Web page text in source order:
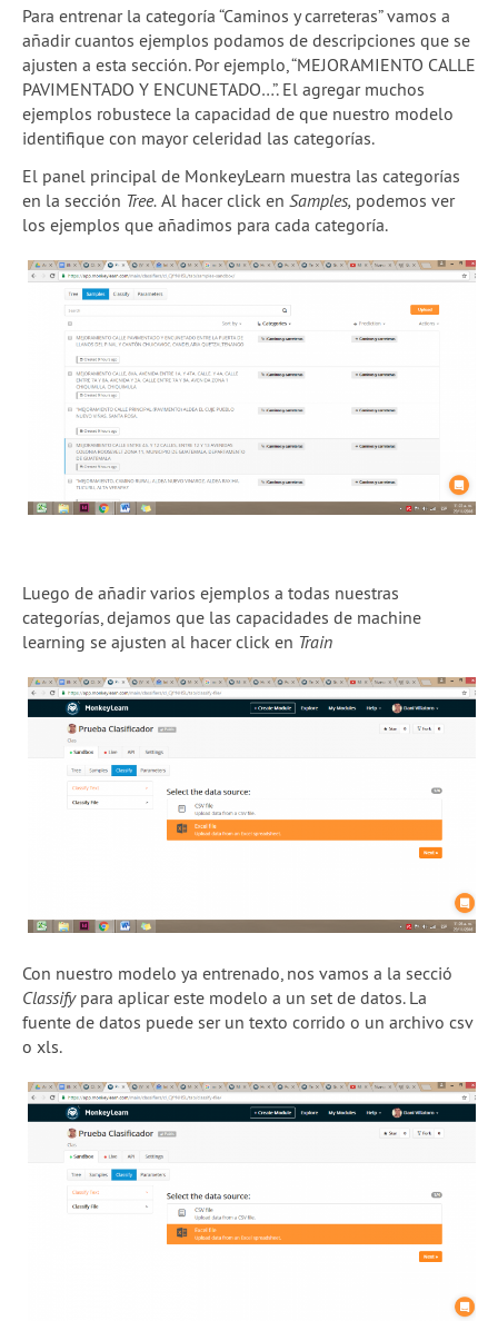
Para entrenar la categoría “Caminos y carreteras” vamos a
añadir cuantos ejemplos podamos de descripciones que se
ajusten a esta sección. Por ejemplo, “MEJORAMIENTO CALLE
PAVIMENTADO Y ENCUNETADO…”. El agregar muchos
ejemplos robustece la capacidad de que nuestro modelo
identifique con mayor celeridad las categorías.
El panel principal de MonkeyLearn muestra las categorías
en la sección Tree. Al hacer click en Samples, podemos ver
los ejemplos que añadimos para cada categoría.
Luego de añadir varios ejemplos a todas nuestras
categorías, dejamos que las capacidades de machine
learning se ajusten al hacer click en Train
Con nuestro modelo ya entrenado, nos vamos a la secció
Classifypara aplicar este modelo a un set de datos. La
fuente de datos puede ser un texto corrido o un archivo csv
o xls.